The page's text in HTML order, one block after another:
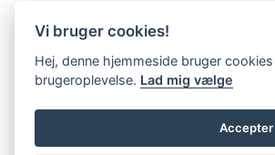
Vi bruger cookies!
Hej, denne hjemmeside bruger
brugeroplevelse. Lad mig vælge
Accepter